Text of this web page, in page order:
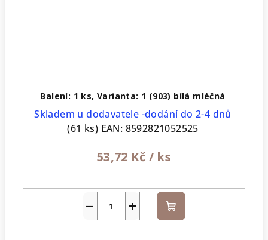
Balení: 1 ks, Varianta: 1 (903) bílá mléčná
Skladem u dodavatele -dodání do 2-4 dnů
(61 ks) EAN: 8592821052525
53,72 Kč / ks
+
− Do
košíku